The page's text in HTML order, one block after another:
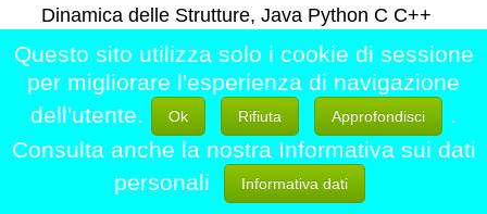
Dinamica delle Strutture, Java Python C C++
Fondamenti e programmazione orientata agli
oggetti Basi di Dati Sistemi operativi, etc
Contatta
Questo sito utilizza solo i cookie di sessione
per migliorare l'esperienza di navigazione
dell'utente.
Ok Rifiuta Approfondisci
Consulta anche la nostra Informativa sui dati
personali
Informativa dati